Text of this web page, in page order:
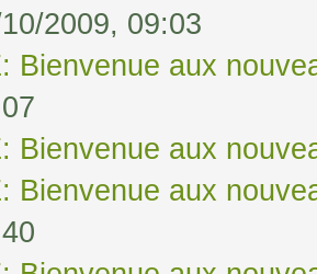
2009, 09:03
Bienvenue aux
Bienvenue aux
Bienvenue aux